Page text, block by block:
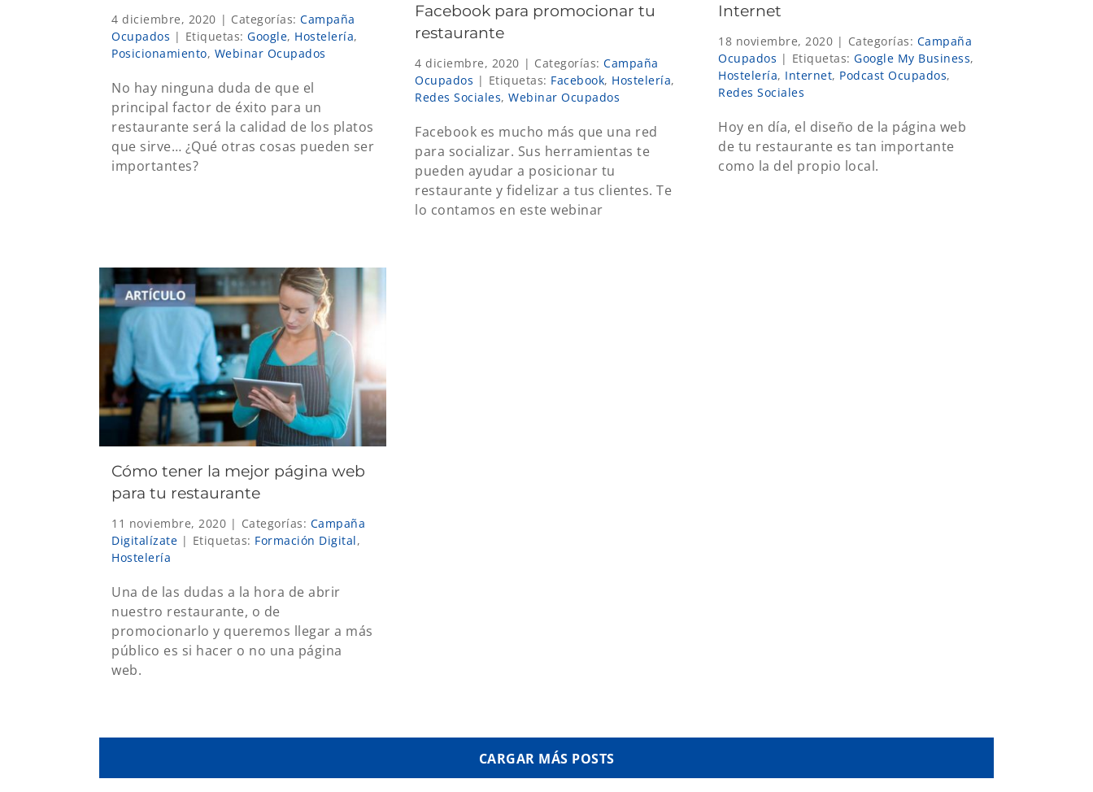
4 diciembre, 2020 | Categorías: Campaña
Ocupados | Etiquetas: Google, Hostelería,
Posicionamiento, Webinar Ocupados
No hay ninguna duda de que el
principal factor de éxito para un
restaurante será la calidad de los platos
que sirve… ¿Qué otras cosas pueden ser
importantes?
Facebook para promocionar tu
restaurante
4 diciembre, 2020 | Categorías: Campaña
Ocupados | Etiquetas: Facebook, Hostelería,
Redes Sociales, Webinar Ocupados
Facebook es mucho más que una red
para socializar. Sus herramientas te
pueden ayudar a posicionar tu
restaurante y fidelizar a tus clientes. Te
lo contamos en este webinar
Internet
18 noviembre, 2020 | Categorías: Campaña
Ocupados | Etiquetas: Google My Business,
Hostelería, Internet, Podcast Ocupados,
Redes Sociales
Hoy en día, el diseño de la página web
de tu restaurante es tan importante
como la del propio local.
Cómo tener la mejor página web
para tu restaurante
11 noviembre, 2020 | Categorías: Campaña
Digitalízate | Etiquetas: Formación Digital,
Hostelería
Una de las dudas a la hora de abrir
nuestro restaurante, o de
promocionarlo y queremos llegar a más
público es si hacer o no una página
web.
CARGAR MÁS POSTS